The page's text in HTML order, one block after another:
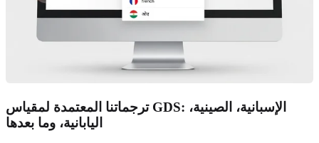
ترجماتنا المعتمدة لمقياس GDS: الإسبانية، الصينية،
اليابانية، وما بعدها